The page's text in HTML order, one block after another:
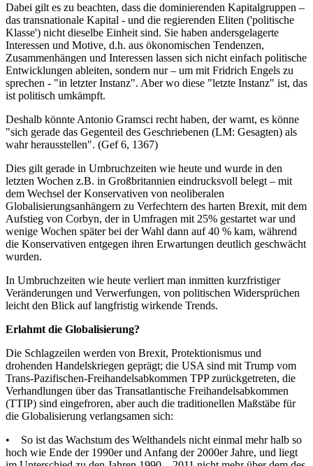
Dabei gilt es zu beachten, dass die dominierenden Kapitalgruppen –
das transnationale Kapital - und die regierenden Eliten ('politische
Klasse') nicht dieselbe Einheit sind. Sie haben andersgelagerte
Interessen und Motive, d.h. aus ökonomischen Tendenzen,
Zusammenhängen und Interessen lassen sich nicht einfach politische
Entwicklungen ableiten, sondern nur – um mit Fridrich Engels zu
sprechen - "in letzter Instanz". Aber wo diese "letzte Instanz" ist, das
ist politisch umkämpft.
Deshalb könnte Antonio Gramsci recht haben, der warnt, es könne
"sich gerade das Gegenteil des Geschriebenen (LM: Gesagten) als
wahr herausstellen". (Gef 6, 1367)
Dies gilt gerade in Umbruchzeiten wie heute und wurde in den
letzten Wochen z.B. in Großbritannien eindrucksvoll belegt – mit
dem Wechsel der Konservativen von neoliberalen
Globalisierungsanhängern zu Verfechtern des harten Brexit, mit dem
Aufstieg von Corbyn, der in Umfragen mit 25% gestartet war und
wenige Wochen später bei der Wahl dann auf 40 % kam, während
die Konservativen entgegen ihren Erwartungen deutlich geschwächt
wurden.
In Umbruchzeiten wie heute verliert man inmitten kurzfristiger
Veränderungen und Verwerfungen, von politischen Widersprüchen
leicht den Blick auf langfristig wirkende Trends.
Erlahmt die Globalisierung?
Die Schlagzeilen werden von Brexit, Protektionismus und
drohenden Handelskriegen geprägt; die USA sind mit Trump vom
Trans-Pazifischen-Freihandelsabkommen TPP zurückgetreten, die
Verhandlungen über das Transatlantische Freihandelsabkommen
(TTIP) sind eingefroren, aber auch die traditionellen Maßstäbe für
die Globalisierung verlangsamen sich:
• So ist das Wachstum des Welthandels nicht einmal mehr halb so
hoch wie Ende der 1990er und Anfang der 2000er Jahre, und liegt